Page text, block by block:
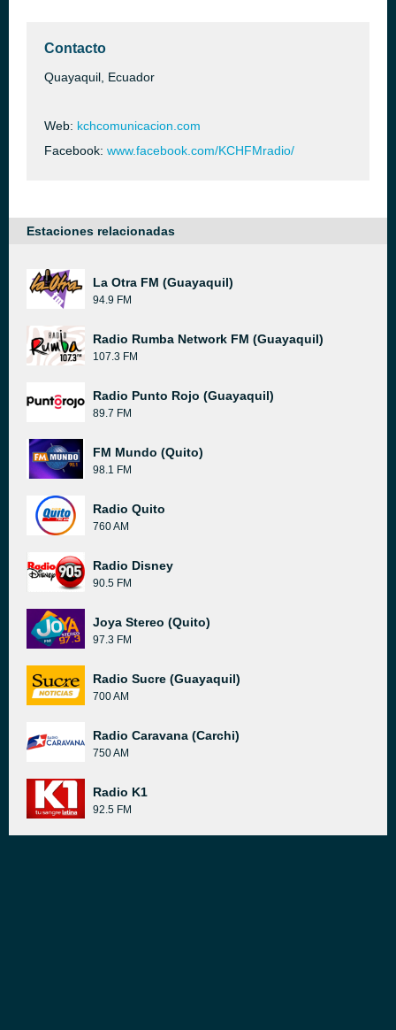
Contacto
Quayaquil, Ecuador
Web: kchcomunicacion.com
Facebook: www.facebook.com/KCHFMradio/
Estaciones relacionadas
La Otra FM (Guayaquil)
94.9 FM
Radio Rumba Network FM (Guayaquil)
107.3 FM
Radio Punto Rojo (Guayaquil)
89.7 FM
FM Mundo (Quito)
98.1 FM
Radio Quito
760 AM
Radio Disney
90.5 FM
Joya Stereo (Quito)
97.3 FM
Radio Sucre (Guayaquil)
700 AM
Radio Caravana (Carchi)
750 AM
Radio K1
92.5 FM